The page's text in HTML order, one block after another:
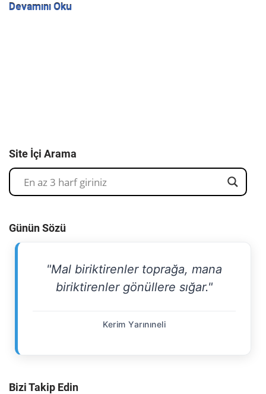
Devamını Oku
Site İçi Arama
Günün Sözü
"Mal biriktirenler toprağa, mana
biriktirenler gönüllere sığar."
Kerim Yarınıneli
Bizi Takip Edin